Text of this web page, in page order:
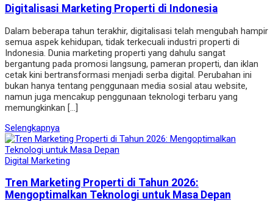
Digitalisasi Marketing Properti di Indonesia
Dalam beberapa tahun terakhir, digitalisasi telah mengubah hampir
semua aspek kehidupan, tidak terkecuali industri properti di
Indonesia. Dunia marketing properti yang dahulu sangat
bergantung pada promosi langsung, pameran properti, dan iklan
cetak kini bertransformasi menjadi serba digital. Perubahan ini
bukan hanya tentang penggunaan media sosial atau website,
namun juga mencakup penggunaan teknologi terbaru yang
memungkinkan […]
Selengkapnya
Digital Marketing
Tren Marketing Properti di Tahun 2026:
Mengoptimalkan Teknologi untuk Masa Depan